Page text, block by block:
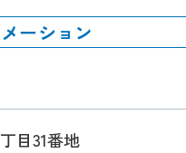
ーション
目31番地